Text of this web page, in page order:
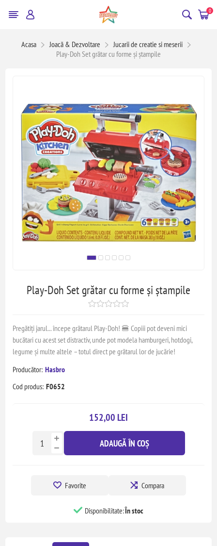
0
Acasa Joacă & Dezvoltare
Jucarii de creatie si meserii
Play-Doh Set grătar cu forme și ștampile
Play-Doh Set grătar cu forme și ștampile
Pregătiți jarul... începe grătarul Play-Doh! 🍔 Copiii pot deveni mici
bucătari cu acest set distractiv, unde pot modela hamburgeri, hotdogi,
legume și multe altele – totul direct pe grătarul lor de jucărie!
Producător: Hasbro
Cod produs: F0652
152,00 LEI
ADAUGĂ ÎN COȘ
Favorite Compara
Disponibilitate:În stoc